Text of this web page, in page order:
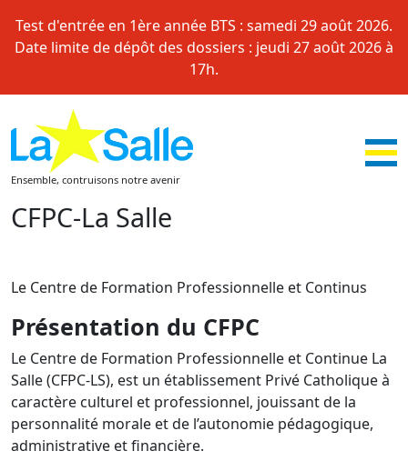
content
Test d'entrée en 1ère année BTS : samedi 29 août 2026.
Date limite de dépôt des dossiers : jeudi 27 août 2026 à
17h.
Ensemble, contruisons notre avenir
CFPC-La Salle
Le Centre de Formation Professionnelle et Continus
Présentation du CFPC
Le Centre de Formation Professionnelle et Continue La
Salle (CFPC-LS), est un établissement Privé Catholique à
caractère culturel et professionnel, jouissant de la
personnalité morale et de l’autonomie pédagogique,
administrative et financière.